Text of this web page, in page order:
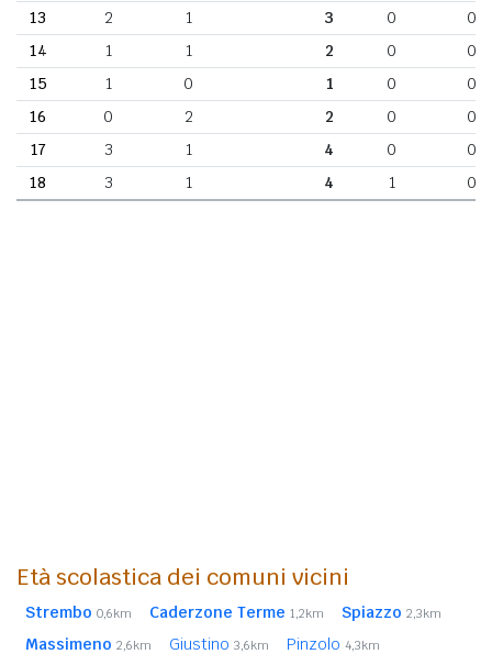
13
2 1 3 0
0
14
1 1 2 0
0
15
1 0 1 0
0
16
0 2 2 0
0
17
3 1 4 0
0
18
3 1 4 1 0
Età scolastica dei comuni vicini
Strembo 0,6km Caderzone Terme 1,2km Spiazzo 2,3km
Massimeno 2,6km Giustino 3,6km Pinzolo 4,3km